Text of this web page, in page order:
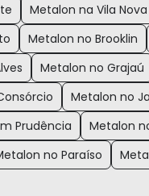
Metalon na Vila
Metalon no Brooklin
Metalon no Grajaú
Metalon no
Prudência Metalon
no Paraíso